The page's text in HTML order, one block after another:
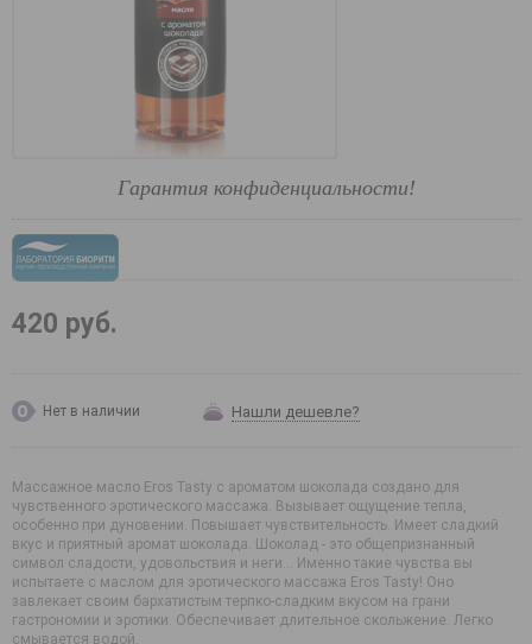
Гарантия конфиденциальности!
420 руб.
Нет в наличии Нашли дешевле?
Массажное масло Eros Tasty с ароматом шоколада создано для
чувственного эротического массажа. Вызывает ощущение тепла,
особенно при дуновении. Повышает чувствительность. Имеет сладкий
вкус и приятный аромат шоколада. Шоколад - это общепризнанный
символ сладости, удовольствия и неги... Именно такие чувства вы
испытаете с маслом для эротического массажа Eros Tasty! Оно
завлекает своим бархатистым терпко-сладким вкусом на грани
гастрономии и эротики. Обеспечивает длительное скольжение. Легко
смывается водой.